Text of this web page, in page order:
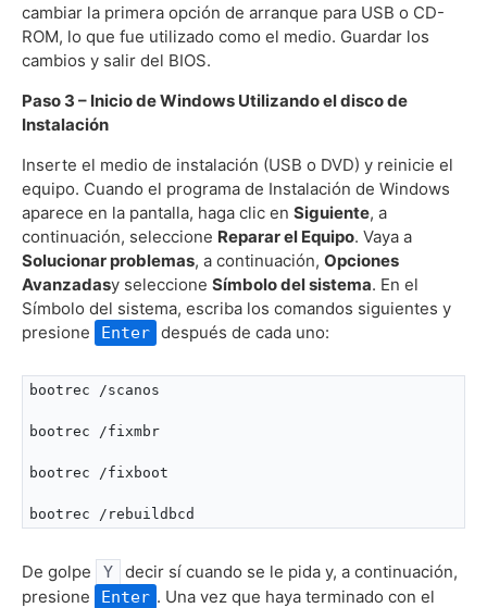
cambiar la primera opción de arranque para USB o CD-
ROM, lo que fue utilizado como el medio. Guardar los
cambios y salir del BIOS.
Paso 3 – Inicio de Windows Utilizando el disco de
Instalación
Inserte el medio de instalación (USB o DVD) y reinicie el
equipo. Cuando el programa de Instalación de Windows
aparece en la pantalla, haga clic en Siguiente, a
continuación, seleccione Reparar el Equipo. Vaya a
Solucionar problemas, a continuación, Opciones
Avanzadasy seleccione Símbolo del sistema. En el
Símbolo del sistema, escriba los comandos siguientes y
presione
Enter después de cada uno:
bootrec /scanos
bootrec /fixmbr
bootrec /fixboot
bootrec /rebuildbcd
De golpe Y
decir sí cuando se le pida y, a continuación,
presione
Enter . Una vez que haya terminado con el